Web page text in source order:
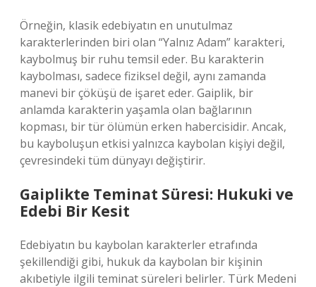
Örneğin, klasik edebiyatın en unutulmaz
karakterlerinden biri olan “Yalnız Adam” karakteri,
kaybolmuş bir ruhu temsil eder. Bu karakterin
kaybolması, sadece fiziksel değil, aynı zamanda
manevi bir çöküşü de işaret eder. Gaiplik, bir
anlamda karakterin yaşamla olan bağlarının
kopması, bir tür ölümün erken habercisidir. Ancak,
bu kayboluşun etkisi yalnızca kaybolan kişiyi değil,
çevresindeki tüm dünyayı değiştirir.
Gaiplikte Teminat Süresi: Hukuki ve
Edebi Bir Kesit
Edebiyatın bu kaybolan karakterler etrafında
şekillendiği gibi, hukuk da kaybolan bir kişinin
akıbetiyle ilgili teminat süreleri belirler. Türk Medeni